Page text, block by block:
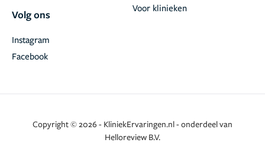
Volg ons
Facebook
Instagram
Voor klinieken
Copyright © 2026 - KliniekErvaringen.nl - onderdeel van
Helloreview B.V.